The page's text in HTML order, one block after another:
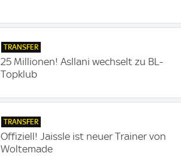
TRANSFER
25 Millionen! Asllani wechselt zu BL-
Topklub
TRANSFER
Offiziell! Jaissle ist neuer Trainer von
Woltemade